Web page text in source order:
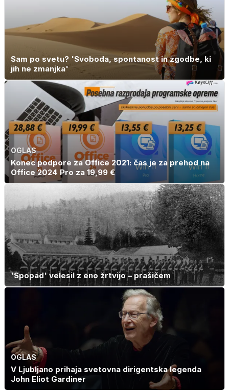
Sam po svetu? 'Svoboda, spontanost in zgodbe, ki
jih ne zmanjka'
OGLAS
Konec podpore za Office 2021: čas je za prehod na
Office 2024 Pro za 19,99 €
'Spopad' velesil z eno žrtvijo – prašičem
OGLAS
V Ljubljano prihaja svetovna dirigentska legenda
John Eliot Gardiner